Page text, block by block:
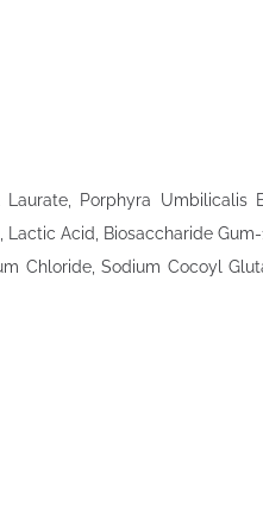
Porphyra Umbilicalis
Acid, Biosaccharide
Chloride, Sodium Cocoyl